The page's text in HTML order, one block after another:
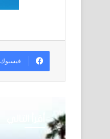
فيسبوك